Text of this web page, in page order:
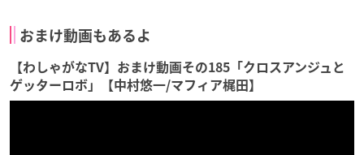
おまけ動画もあるよ
【わしゃがなTV】おまけ動画その185「クロスアンジュと
ゲッターロボ」【中村悠一/マフィア梶田】